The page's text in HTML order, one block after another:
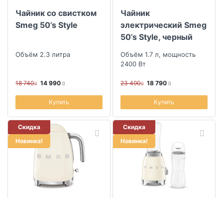
Чайник со свистком
Smeg 50’s Style
Объём 2.3 литра
18 740 14 990
Купить
Чайник
электрический Smeg
50’s Style, черный
Объём 1.7 л, мощность
2400 Вт
23 490 18 790
Купить
Скидка
Новинка!
Скидка
Новинка!